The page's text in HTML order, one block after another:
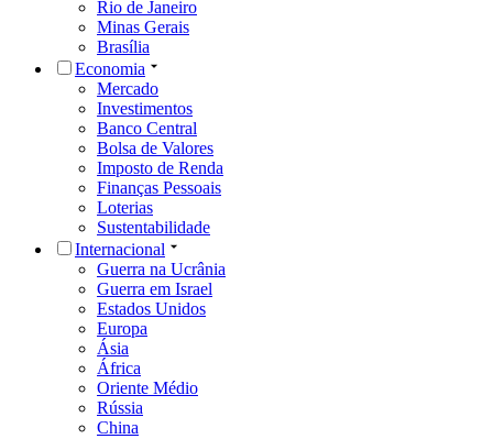
Rio de Janeiro
Minas Gerais
Brasília
Economia
Mercado
Investimentos
Banco Central
Bolsa de Valores
Imposto de Renda
Finanças Pessoais
Loterias
Sustentabilidade
Internacional
Guerra na Ucrânia
Guerra em Israel
Estados Unidos
Europa
Ásia
África
Oriente Médio
Rússia
China